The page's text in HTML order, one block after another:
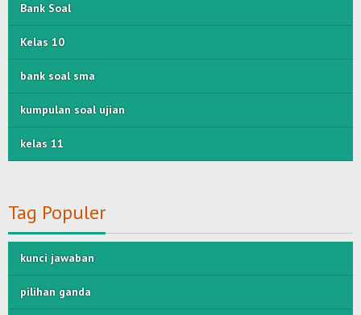
Bank Soal
Kelas 10
bank soal sma
kumpulan soal ujian
kelas 11
Tag Populer
kunci jawaban
pilihan ganda